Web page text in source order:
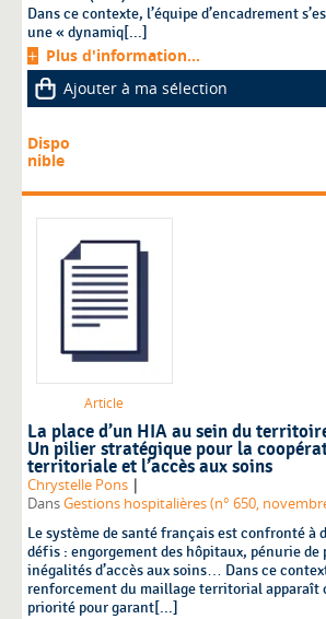
Dans ce contexte, l’équipe d’encadrement
une « dynamiq[...]
Plus d'information...
Ajouter à ma sélection
Dispo
nible
Article
La place d’un HIA au sein du
Un pilier stratégique pour la
territoriale et l’accès aux soins
Chrystelle Pons |
DansGestions hospitalières (n° 650,
Le système de santé français est confronté à
défis : engorgement des hôpitaux, pénurie de
inégalités d’accès aux soins… Dans ce
renforcement du maillage territorial apparaît
priorité pour garant[...]